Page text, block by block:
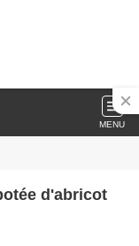
MENU
d'abricot